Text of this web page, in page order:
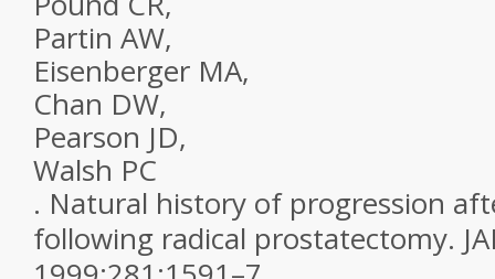
Partin AW,
Eisenberger MA,
Chan DW,
Pearson JD,
Walsh PC
. Natural history of progression
following radical prostatectomy.